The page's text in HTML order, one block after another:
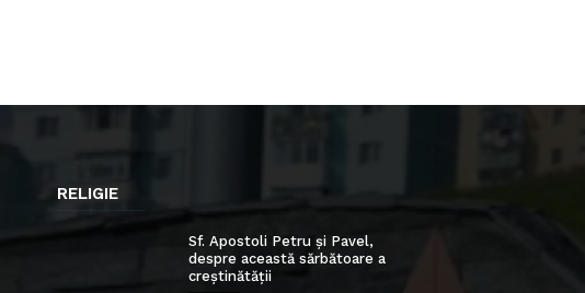
RELIGIE
Sf. Apostoli Petru și Pavel,
despre această sărbătoare a
creștinătății